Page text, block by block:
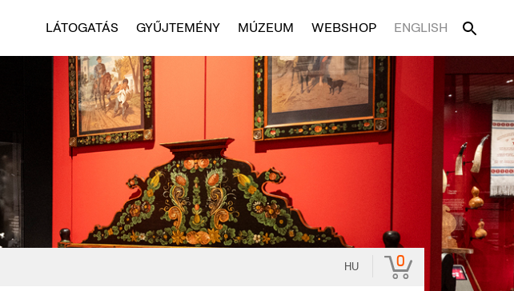
LÁTOGATÁS GYŰJTEMÉNY MÚZEUM WEBSHOP ENGLISH
HU 0